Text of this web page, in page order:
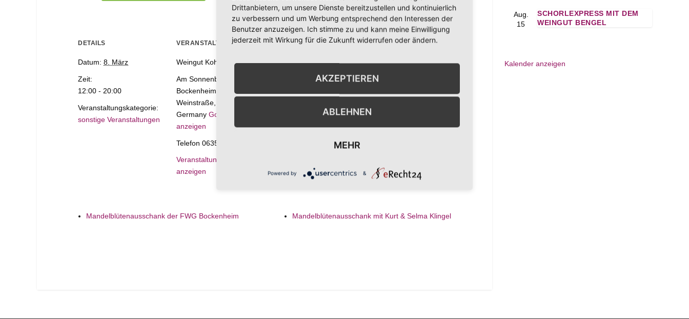
DETAILS
Datum: 8. März
Zeit:
12:00 - 20:00
Veranstaltungskategorie:
sonstige Veranstaltungen
VERANSTALTUNGSORT
Weingut Kohl
Am Sonnenberg 3
Bockenheim an der
Weinstraße
Germany Google Karte
anzeigen
Telefon 06359 4319
Veranstaltungsort-Website
anzeigen
VERANSTALTER
FWG Bockenheim
Veranstalter-Website
Mandelblütenausschank der FWG Bockenheim Mandelblütenausschank mit Kurt & Selma Klingel
Aug.
15
SCHORLEXPRESS MIT DEM
WEINGUT BENGEL
Kalender anzeigen
Drittanbietern, um unsere Dienste bereitzustellen und kontinuierlich
zu verbessern und um Werbung entsprechend den Interessen der
Benutzer anzuzeigen. Ich stimme zu und kann meine Einwilligung
jederzeit mit Wirkung für die Zukunft widerrufen oder ändern.
AKZEPTIEREN
ABLEHNEN
MEHR
Powered by &